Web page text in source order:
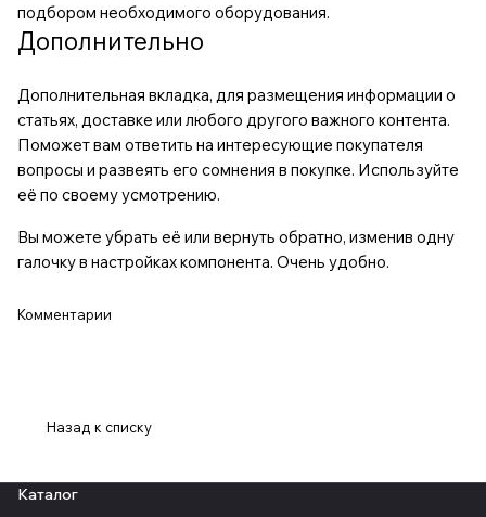
подбором необходимого оборудования.
Дополнительно
Дополнительная вкладка, для размещения информации о
статьях, доставке или любого другого важного контента.
Поможет вам ответить на интересующие покупателя
вопросы и развеять его сомнения в покупке. Используйте
её по своему усмотрению.
Вы можете убрать её или вернуть обратно, изменив одну
галочку в настройках компонента. Очень удобно.
Комментарии
Назад к списку
Каталог